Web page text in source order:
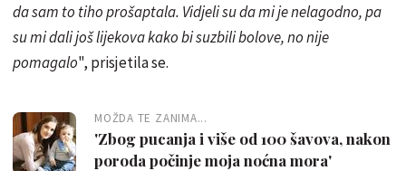
da sam to tiho prošaptala. Vidjeli su da mi je nelagodno, pa
su mi dali još lijekova kako bi suzbili bolove, no nije
pomagalo", prisjetila se.
MOŽDA TE ZANIMA...
'Zbog pucanja i više od 100 šavova, nakon
poroda počinje moja noćna mora'